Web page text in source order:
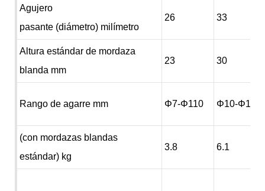
Agujero
pasante (diámetro) milímetro
26 33
Altura estándar de mordaza
blanda mm
23 30
Rango de agarre mm Φ7-Φ110 Φ10-Φ135
(con mordazas blandas
estándar) kg
3.8 6.1